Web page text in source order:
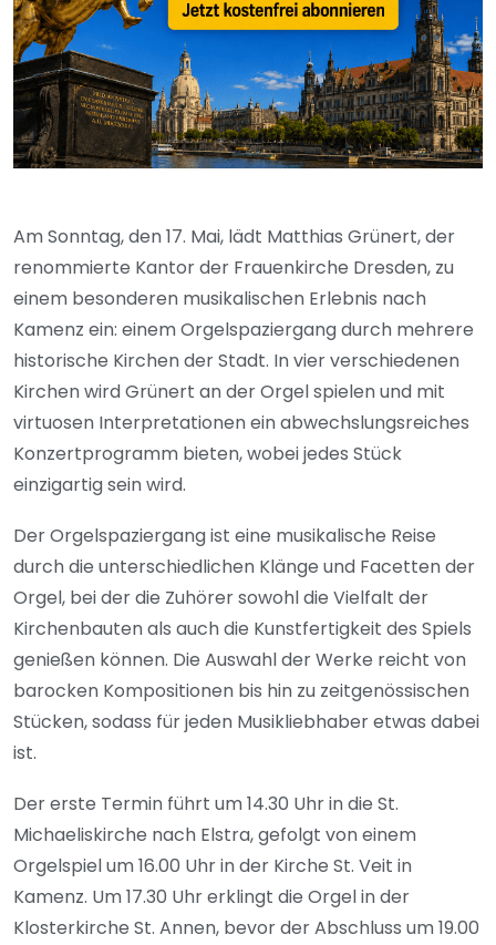
Am Sonntag, den 17. Mai, lädt Matthias Grünert, der
renommierte Kantor der Frauenkirche Dresden, zu
einem besonderen musikalischen Erlebnis nach
Kamenz ein: einem Orgelspaziergang durch mehrere
historische Kirchen der Stadt. In vier verschiedenen
Kirchen wird Grünert an der Orgel spielen und mit
virtuosen Interpretationen ein abwechslungsreiches
Konzertprogramm bieten, wobei jedes Stück
einzigartig sein wird.
Der Orgelspaziergang ist eine musikalische Reise
durch die unterschiedlichen Klänge und Facetten der
Orgel, bei der die Zuhörer sowohl die Vielfalt der
Kirchenbauten als auch die Kunstfertigkeit des Spiels
genießen können. Die Auswahl der Werke reicht von
barocken Kompositionen bis hin zu zeitgenössischen
Stücken, sodass für jeden Musikliebhaber etwas dabei
ist.
Der erste Termin führt um 14.30 Uhr in die St.
Michaeliskirche nach Elstra, gefolgt von einem
Orgelspiel um 16.00 Uhr in der Kirche St. Veit in
Kamenz. Um 17.30 Uhr erklingt die Orgel in der
Klosterkirche St. Annen, bevor der Abschluss um 19.00